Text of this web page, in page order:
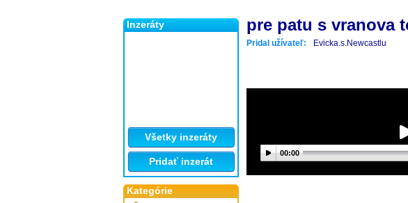
Inzeráty
Všetky inzeráty
Pridať inzerát
Kategórie
pre patu s vranova
Pridal užívateľ: Evicka.s.Newcastlu
00:00